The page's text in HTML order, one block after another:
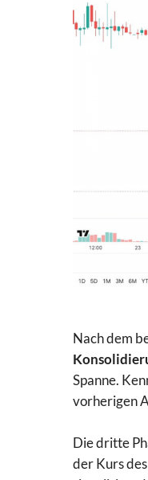
Nach dem
Spanne.
vorherigen
Die dritte
der Kurs